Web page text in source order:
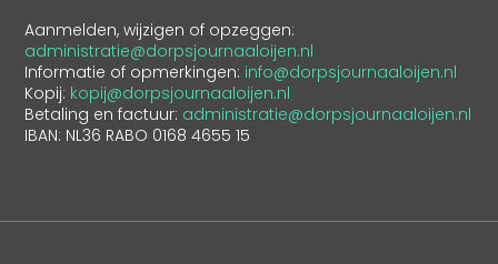
Aanmelden, wijzigen of opzeggen:
administratie@dorpsjournaaloijen.nl
Informatie of opmerkingen: info@dorpsjournaaloijen.nl
Kopij: kopij@dorpsjournaaloijen.nl
Betaling en factuur: administratie@dorpsjournaaloijen.nl
IBAN: NL36 RABO 0168 4655 15